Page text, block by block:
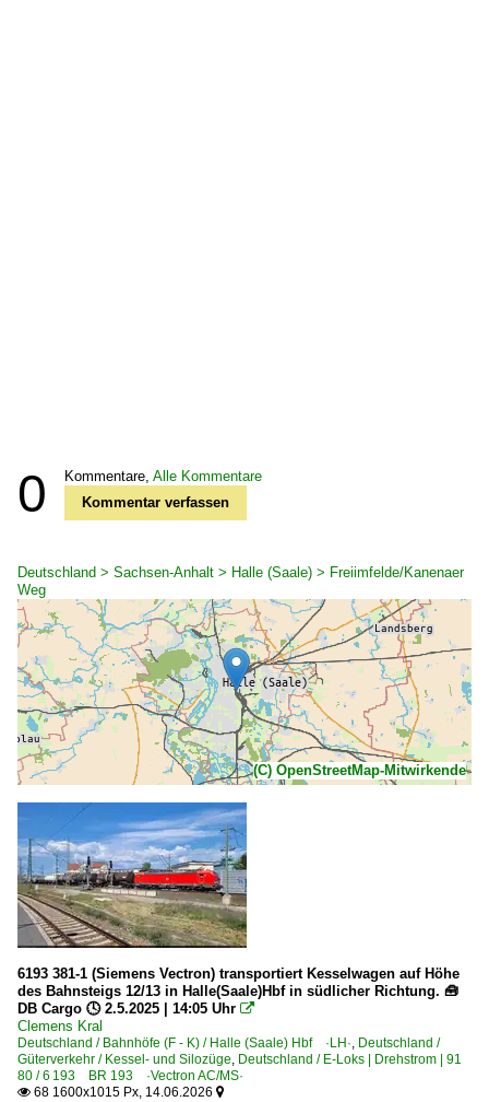
0 Kommentare, Alle Kommentare
Kommentar verfassen
Deutschland > Sachsen-Anhalt > Halle (Saale) > Freiimfelde/Kanenaer
Weg
(C) OpenStreetMap-Mitwirkende
6193 381-1 (Siemens Vectron) transportiert Kesselwagen auf Höhe
des Bahnsteigs 12/13 in Halle(Saale)Hbf in südlicher Richtung. 🧰
DB Cargo 🕓 2.5.2025 | 14:05 Uhr 
Clemens Kral
Deutschland / Bahnhöfe (F - K) / Halle (Saale) Hbf ·LH·, Deutschland /
Güterverkehr / Kessel- und Silozüge, Deutschland / E-Loks | Drehstrom | 91
80 / 6 193 BR 193 ·Vectron AC/MS·
 68 1600x1015 Px, 14.06.2026 